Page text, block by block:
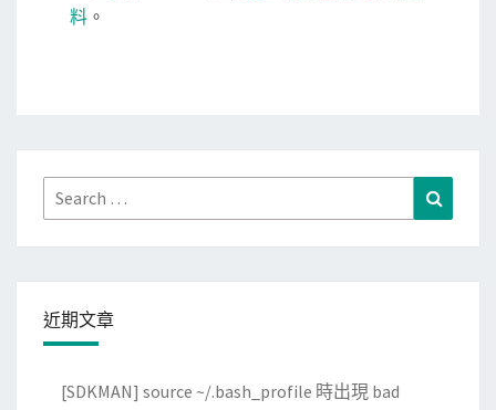
料 。
Search
for:
近期文章
[SDKMAN] source ~/.bash_profile 時出現 bad